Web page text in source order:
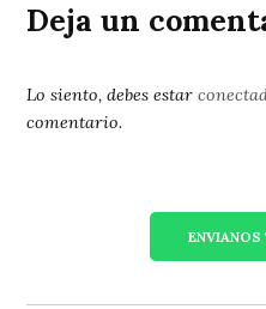
Deja un
Lo siento, debes estar
comentario.